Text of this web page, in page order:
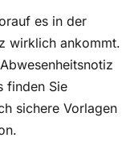
es in der
wirklich ankommt.
finden Sie
sichere Vorlagen